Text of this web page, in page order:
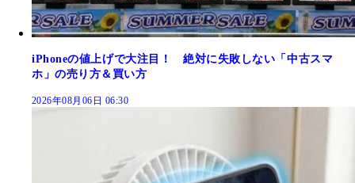
iPhoneの値上げで大注目！ 絶対に失敗しない「中古スマ
ホ」の売り方＆買い方
2026年08月06日 06:30